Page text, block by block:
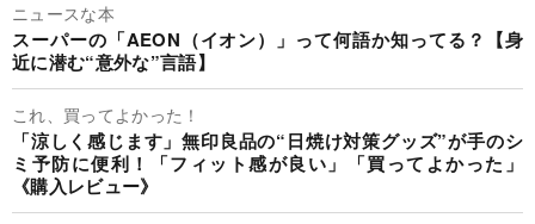
ニュースな本
スーパーの「AEON（イオン）」って何語か知ってる？【身
近に潜む“意外な”言語】
これ、買ってよかった！
「涼しく感じます」無印良品の“日焼け対策グッズ”が手のシ
ミ予防に便利！「フィット感が良い」「買ってよかった」
《購入レビュー》